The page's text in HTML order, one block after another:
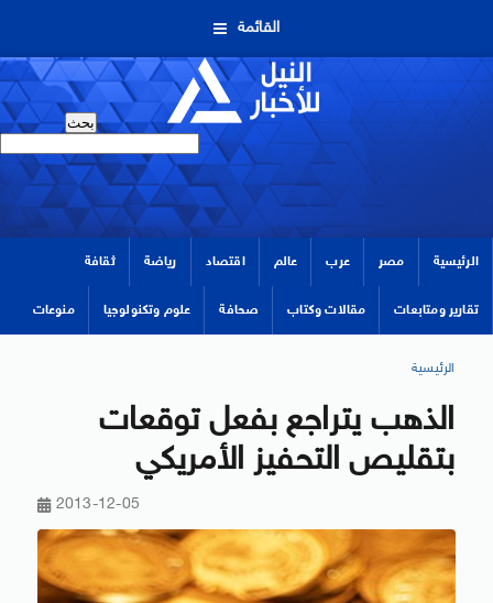
القائمة
الرئيسية مصر عرب عالم اقتصاد رياضة ثقافة
تقارير ومتابعات مقالات وكتاب صحافة علوم وتكنولوجيا منوعات
الرئيسية
الذهب يتراجع بفعل توقعات
بتقليص التحفيز الأمريكي
2013-12-05